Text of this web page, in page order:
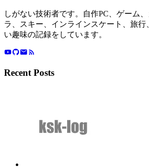
しがない技術者です。自作PC、ゲーム
ラ、スキー、インラインスケート、旅
い趣味の記録をしています。
Recent Posts